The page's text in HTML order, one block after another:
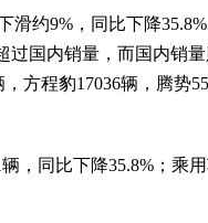
约9%，同比下降
过国内销量，而国内销
方程豹17036辆，腾势
，同比下降35.8%；乘